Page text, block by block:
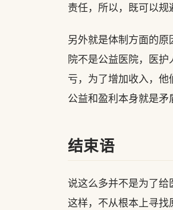
责任，所以，既可以规
另外就是体制方面的
院不是公益医院，医
亏，为了增加收入，他
公益和盈利本身就是矛
结束语
说这么多并不是为了
这样，不从根本上寻找